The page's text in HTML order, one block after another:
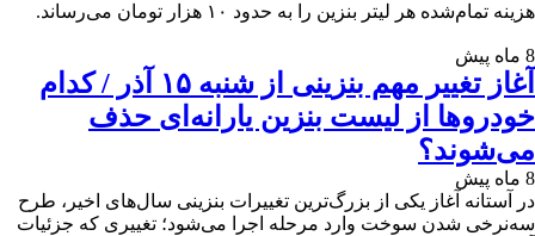
هزینه تمام‌شده هر لیتر بنزین را به حدود ۱۰ هزار تومان می‌رساند.
8 ماه پیش
آغاز تغییر مهم بنزینی از شنبه ۱۵ آذر / کدام
خودروها از لیست بنزین یارانه‌ای حذف
می‌شوند؟
8 ماه پیش
در آستانه آغاز یکی از بزرگ‌ترین تغییرات بنزینی سال‌های اخیر، طرح
سه‌نرخی شدن سوخت وارد مرحله اجرا می‌شود؛ تغییری که جزئیات